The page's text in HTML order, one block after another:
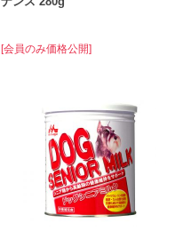
[会員のみ価格公開]